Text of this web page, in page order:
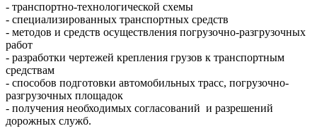
- транспортно-технологической схемы
- специализированных транспортных средств
- методов и средств осуществления погрузочно-разгрузочных
работ
- разработки чертежей крепления грузов к транспортным
средствам
- способов подготовки автомобильных трасс, погрузочно-
разгрузочных площадок
- получения необходимых согласований и разрешений
дорожных служб.